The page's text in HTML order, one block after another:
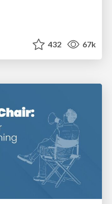
432 67k